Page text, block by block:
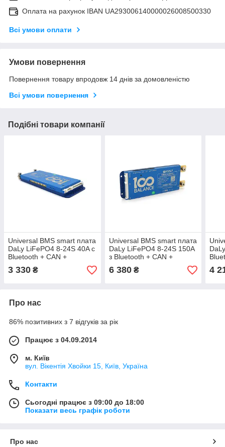
Оплата на рахунок IBAN UA293006140000026008500330
Всі умови оплати
Умови повернення
Повернення товару впродовж 14 днів за домовленістю
Всі умови повернення
Подібні товари компанії
Universal BMS smart плата
DaLy LiFePO4 8-24S 40A с
Bluetooth + CAN +
активный баллансир 1A
3 330 ₴
Universal BMS smart плата
DaLy LiFePO4 8-24S 150A
з Bluetooth + CAN +
активний балансир 1A
6 380₴ 4
Про нас
86% позитивних з 7 відгуків за рік
Працює з 04.09.2014
м. Київ
вул. Вікентія Хвойки 15, Київ, Україна
Контакти
Сьогодні працює з 09:00 до 18:00
Показати весь графік роботи
Про нас